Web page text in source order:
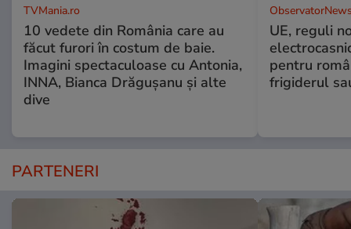
TVMania.ro
10 vedete din România care au
făcut furori în costum de baie.
Imagini spectaculoase cu Antonia,
INNA, Bianca Drăgușanu și alte
dive
UE, reguli
pentru
frigiderul
PARTENERI